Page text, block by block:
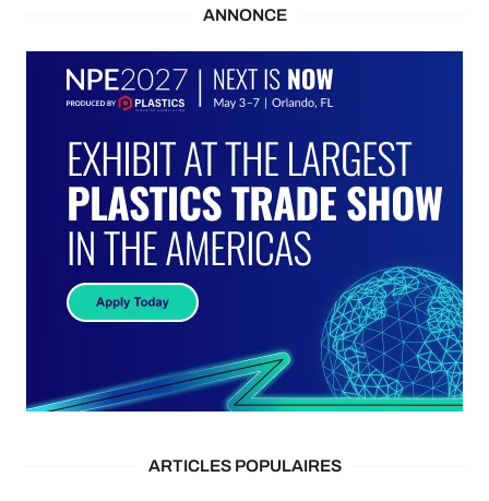
ANNONCE
ARTICLES POPULAIRES